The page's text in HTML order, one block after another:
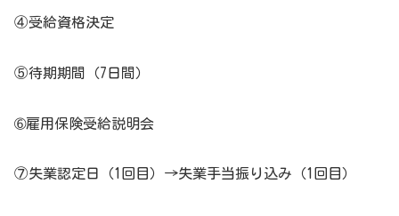
④受給資格決定
⑤待期期間（7日間）
➅雇用保険受給説明会
⑦失業認定日（1回目）→失業手当振り込み（1回目）